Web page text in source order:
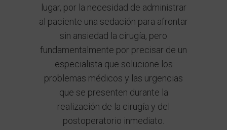
lugar, por la necesidad de administrar
al paciente una sedación para afrontar
sin ansiedad la cirugía, pero
fundamentalmente por precisar de un
especialista que solucione los
problemas médicos y las urgencias
que se presenten durante la
realización de la cirugía y del
postoperatorio inmediato.